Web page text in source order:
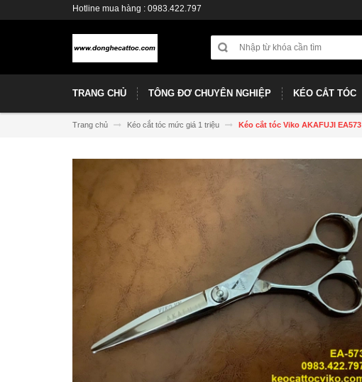
Hotline mua hàng : 0983.422.797
TRANG CHỦ TÔNG ĐƠ CHUYÊN NGHIỆP KÉO CẮT TÓC
Trang chủ Kéo cắt tóc mức giá 1 triệu Kéo cắt tóc Viko AKAFUJI EA573